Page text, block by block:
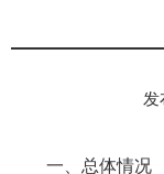
发
一、总体情况